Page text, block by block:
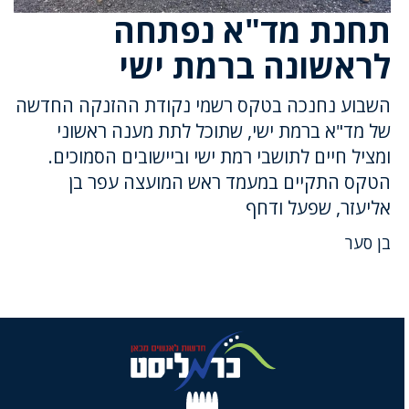
תחנת מד"א נפתחה
לראשונה ברמת ישי
השבוע נחנכה בטקס רשמי נקודת ההזנקה החדשה
של מד"א ברמת ישי, שתוכל לתת מענה ראשוני
ומציל חיים לתושבי רמת ישי וביישובים הסמוכים.
הטקס התקיים במעמד ראש המועצה עפר בן
אליעזר, שפעל ודחף
בן סער